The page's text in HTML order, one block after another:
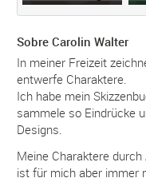
Sobre Carolin Walter
In meiner Freizeit
entwerfe Charaktere.
Ich habe mein
sammele so Eindrücke
Designs.
Meine Charaktere
ist für mich aber immer